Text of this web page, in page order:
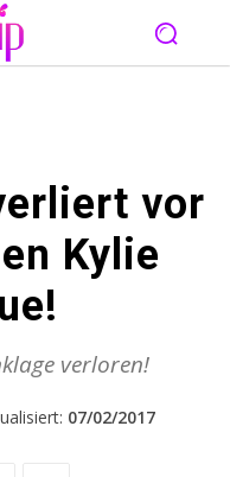
vor
Kylie
verloren!
07/02/2017